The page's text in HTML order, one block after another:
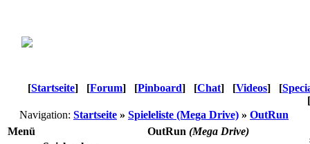
[Startseite] [Forum] [Pinboard] [Chat] [Videos] [
[
Navigation: Startseite » Spieleliste (Mega Drive) » OutRun
Menü
OutRun (Mega Drive)